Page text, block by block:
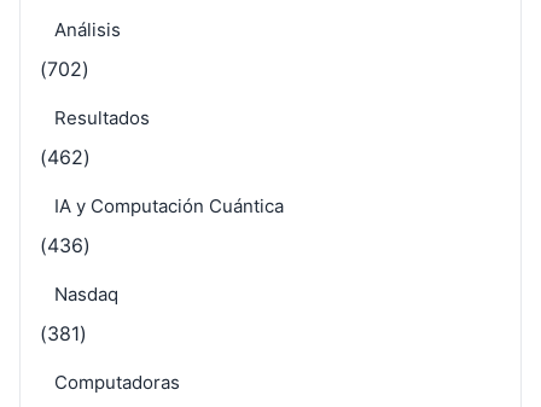
Análisis
(702)
Resultados
(462)
IA y Computación Cuántica
(436)
Nasdaq
(381)
Computadoras